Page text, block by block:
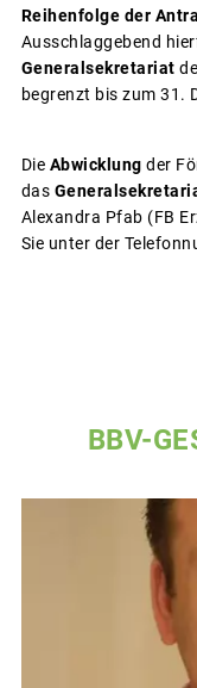
Reihenfolge der
Ausschlaggebend
Generalsekretariat
begrenzt bis zum 31.
Die Abwicklung der
das
Alexandra Pfab (FB
Sie unter der
BBV-